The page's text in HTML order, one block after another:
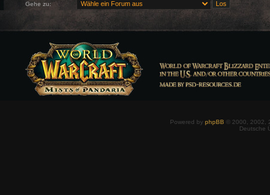
Gehe zu:
Powered by phpBB © 2000, 2002,
Deutsche